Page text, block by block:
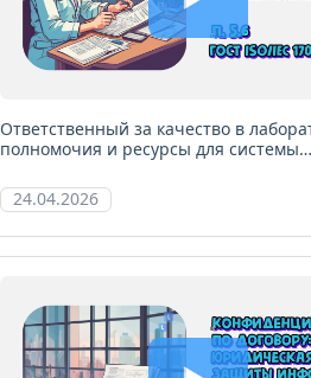
Ответственный за качество в
полномочия и ресурсы для системы
24.04.2026